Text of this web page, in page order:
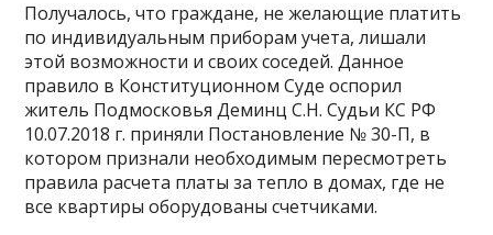
Получалось, что граждане, не желающие платить
по индивидуальным приборам учета, лишали
этой возможности и своих соседей. Данное
правило в Конституционном Суде оспорил
житель Подмосковья Деминц С.Н. Судьи КС РФ
10.07.2018 г. приняли Постановление № 30-П, в
котором признали необходимым пересмотреть
правила расчета платы за тепло в домах, где не
все квартиры оборудованы счетчиками.